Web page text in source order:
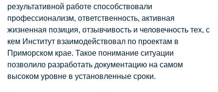
результативной работе способствовали
профессионализм, ответственность, активная
жизненная позиция, отзывчивость и человечность тех, с
кем Институт взаимодействовал по проектам в
Приморском крае. Такое понимание ситуации
позволило разработать документацию на самом
высоком уровне в установленные сроки.